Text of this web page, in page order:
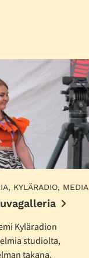
KYLÄRADIO, MEDIA
Kyläradion
studiolta,
takana.